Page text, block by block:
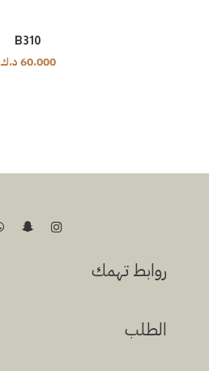
B310
60.000د.ك
روابط تهمك
الطلب